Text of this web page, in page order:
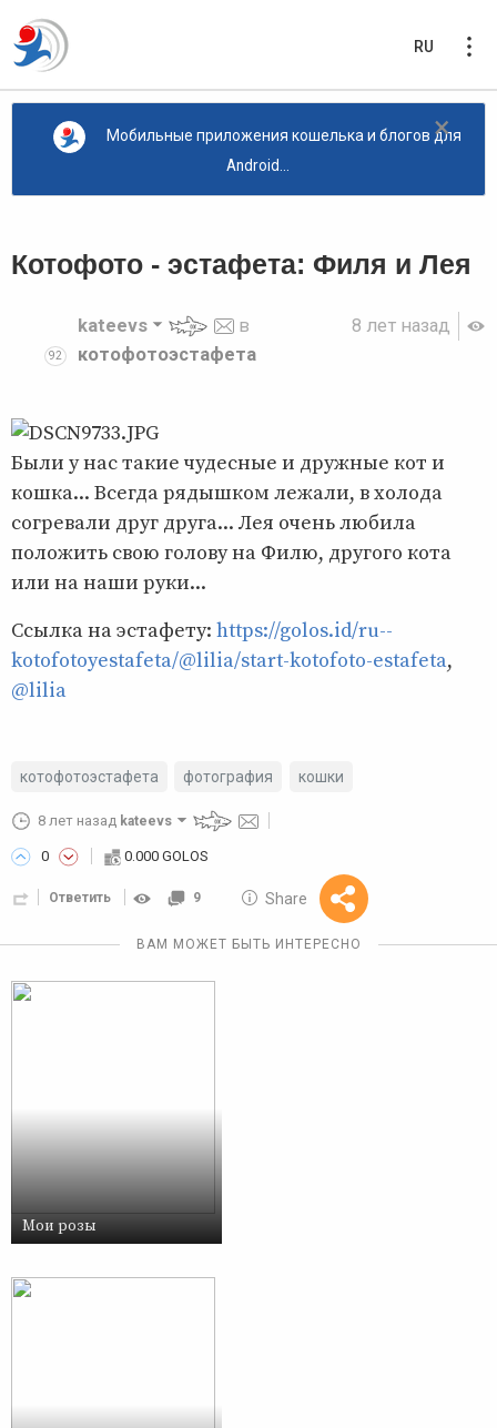
RU
×
Мобильные приложения кошелька и блогов для
Android...
Котофото - эстафета: Филя и Лея
8 лет назад
92
kateevs
в
котофотоэстафета
Были у нас такие чудесные и дружные кот и
кошка... Всегда рядышком лежали, в холода
согревали друг друга... Лея очень любила
положить свою голову на Филю, другого кота
или на наши руки...
Ссылка на эстафету: https://golos.id/ru--
kotofotoyestafeta/@lilia/start-kotofoto-estafeta,
@lilia
котофотоэстафета фотография кошки
8 лет назад kateevs
0 0.000 GOLOS
Ответить 9 Share
Reward
10 GOLOS
ВАМ МОЖЕТ БЫТЬ ИНТЕРЕСНО
Мои розы